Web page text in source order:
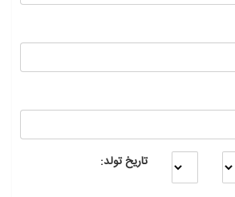
تاریخ تولد: